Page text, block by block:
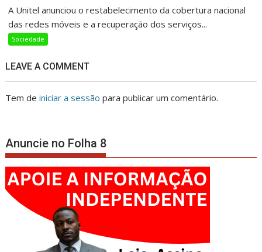
A Unitel anunciou o restabelecimento da cobertura nacional
das redes móveis e a recuperação dos serviços...
Sociedade
LEAVE A COMMENT
Tem deiniciar a sessão para publicar um comentário.
Anuncie no Folha 8